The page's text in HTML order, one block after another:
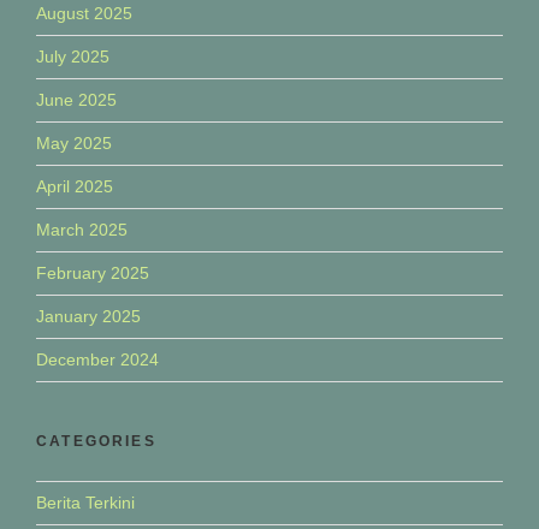
August 2025
July 2025
June 2025
May 2025
April 2025
March 2025
February 2025
January 2025
December 2024
CATEGORIES
Berita Terkini